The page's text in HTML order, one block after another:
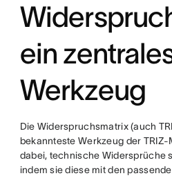
ein
Werkzeug
Die Widerspruchsmatrix (auch
bekannteste Werkzeug der
dabei, technische Widersprüche
indem sie diese mit den